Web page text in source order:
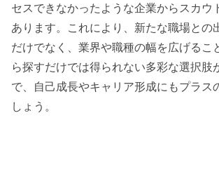
セスできなかったような企業からスカウ
あります。これにより、新たな職場との
だけでなく、業界や職種の幅を広げるこ
ら探すだけでは得られない多彩な選択肢
で、自己成長やキャリア形成にもプラス
しょう。